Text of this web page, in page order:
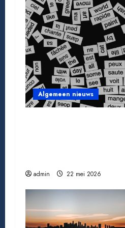
Algemeen nieuws
admin 22 mei 2026